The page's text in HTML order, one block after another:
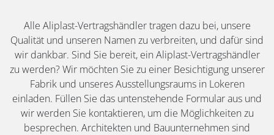
Alle Aliplast-Vertragshändler tragen dazu bei, unsere
Qualität und unseren Namen zu verbreiten, und dafür sind
wir dankbar. Sind Sie bereit, ein Aliplast-Vertragshändler
zu werden? Wir möchten Sie zu einer Besichtigung unserer
Fabrik und unseres Ausstellungsraums in Lokeren
einladen. Füllen Sie das untenstehende Formular aus und
wir werden Sie kontaktieren, um die Möglichkeiten zu
besprechen. Architekten und Bauunternehmen sind